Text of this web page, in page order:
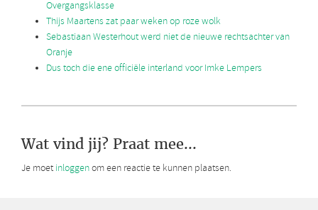
Overgangsklasse
Thijs Maartens zat paar weken op roze wolk
Sebastiaan Westerhout werd niet de nieuwe rechtsachter van
Oranje
Dus toch die ene officiële interland voor Imke Lempers
Wat vind jij? Praat mee...
Je moet inloggenom een reactie te kunnen plaatsen.